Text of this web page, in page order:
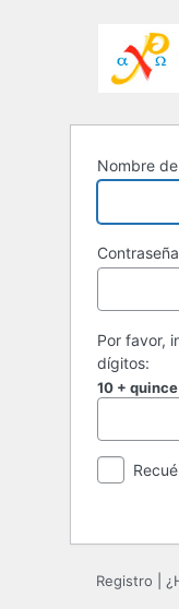
Nombre
Contraseña
Por favor,
dígitos:
10 +
Registro